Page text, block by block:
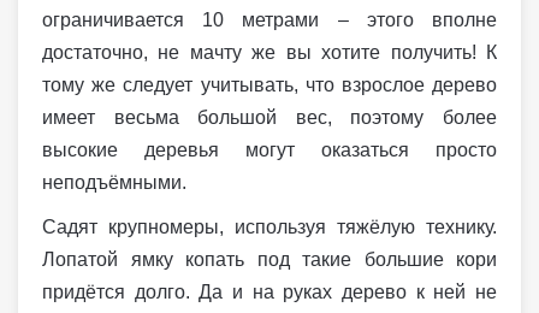
ограничивается 10 метрами – этого вполне
достаточно, не мачту же вы хотите получить! К
тому же следует учитывать, что взрослое дерево
имеет весьма большой вес, поэтому более
высокие деревья могут оказаться просто
неподъёмными.
Садят крупномеры, используя тяжёлую технику.
Лопатой ямку копать под такие большие кори
придётся долго. Да и на руках дерево к ней не